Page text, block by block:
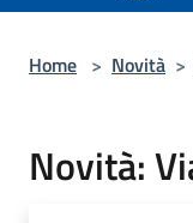
Home > Novità >
Novità: